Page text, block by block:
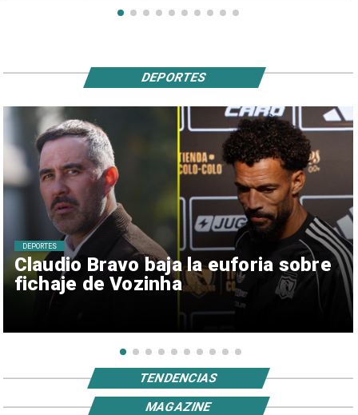
Claudio Bravo baja la euforia sobre
fichaje de Vozinha
DEPORTES
DEPORTES
TENDENCIAS
MAGAZINE